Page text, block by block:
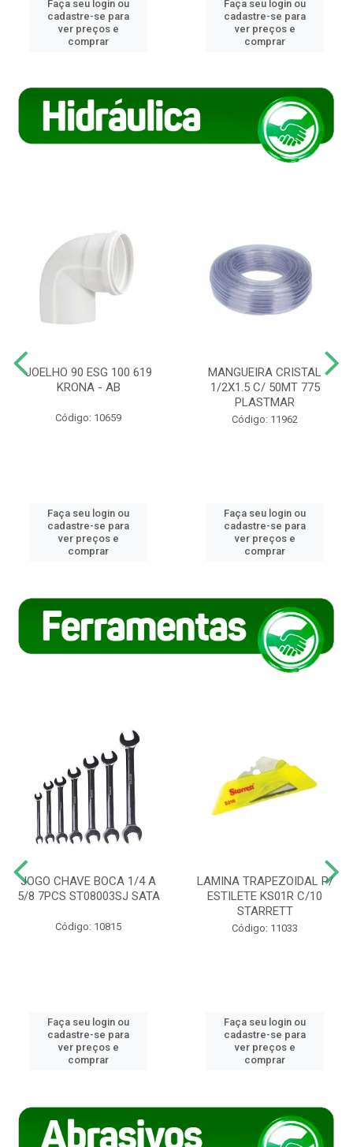
Faça seu login ou
cadastre-se para
ver preços e
comprar
Faça seu login ou
cadastre-se para
ver preços e
comprar
JOELHO 90 ESG 100 619
KRONA - AB
Código: 10659
Faça seu login ou
cadastre-se para
ver preços e
comprar
MANGUEIRA CRISTAL
1/2X1.5 C/ 50MT 775
PLASTMAR
Código: 11962
Faça seu login ou
cadastre-se para
ver preços e
comprar
JOGO CHAVE BOCA 1/4 A
5/8 7PCS ST08003SJ SATA
Código: 10815
Faça seu login ou
cadastre-se para
ver preços e
comprar
LAMINA TRAPEZOIDAL P/
ESTILETE KS01R C/10
STARRETT
Código: 11033
Faça seu login ou
cadastre-se para
ver preços e
comprar